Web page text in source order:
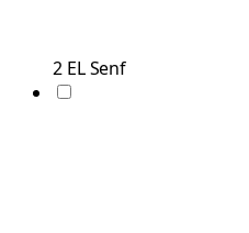
2 ELSenf